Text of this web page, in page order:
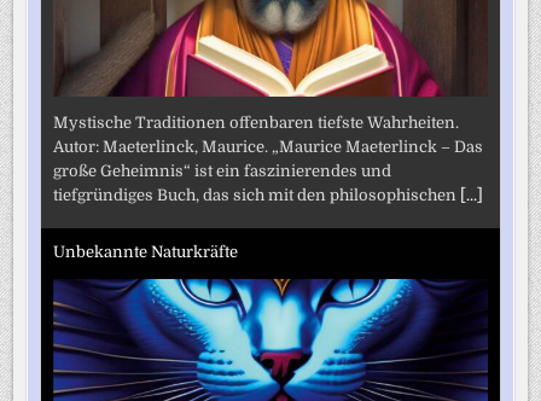
Mystische Traditionen offenbaren tiefste Wahrheiten.
Autor: Maeterlinck, Maurice. „Maurice Maeterlinck – Das
große Geheimnis“ ist ein faszinierendes und
tiefgründiges Buch, das sich mit den philosophischen [...]
Unbekannte Naturkräfte